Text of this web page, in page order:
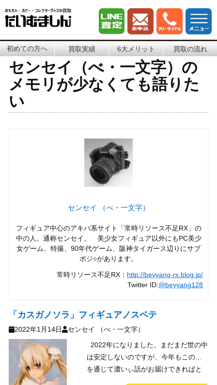
初めての方へ 買取実績 6大メリット 買取の流れ
センセイ（べ・一文字）の
メモリが少なくても語りた
い
センセイ （べ・一文字）
フィギュア中心のアキバ系サイト「常時リソース不足RX」の
中の人。通称センセイ。 美少女フィギュア以外にもPC美少
女ゲーム、特撮、90年代ゲーム、阪神タイガース辺りにサブ
ポジ○があります。
常時リソース不足RX： http://beyyang-rx.blog.jp/
Twitter ID:@beyyang128
「カスガノソラ」フィギュアノスベテ
2022年1月14日
センセイ （べ・一文字）
2022年になりました。まだまだ世の中
は安定しないのですが、今年もこの場
を通じて濃いぃ話がお届けできればと